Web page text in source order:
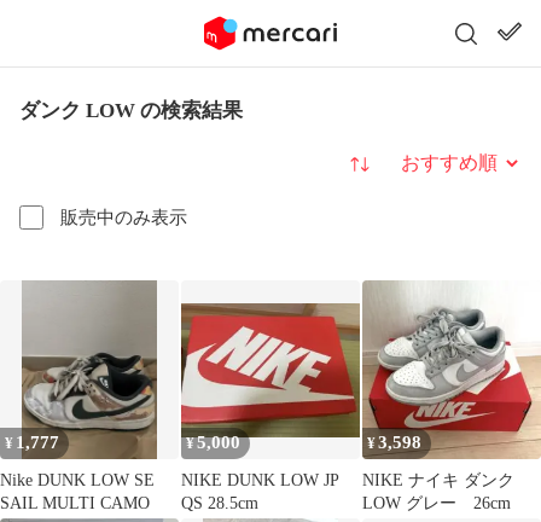
ダンク LOW の検索結果
販売中のみ表示
並び替え
¥ 1,777
Nike DUNK LOW SE
SAIL MULTI CAMO
¥5,000
NIKE DUNK LOW JP
QS 28.5cm
¥3,598
NIKE ナイキ ダンク
LOW グレー 26cm